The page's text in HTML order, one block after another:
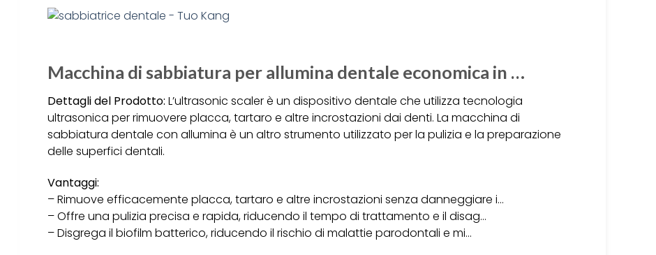
Macchina di sabbiatura per allumina dentale economica in …
Dettagli del Prodotto: L’ultrasonic scaler è un dispositivo dentale che utilizza tecnologia
ultrasonica per rimuovere placca, tartaro e altre incrostazioni dai denti. La macchina di
sabbiatura dentale con allumina è un altro strumento utilizzato per la pulizia e la preparazione
delle superfici dentali.
Vantaggi:
– Rimuove efficacemente placca, tartaro e altre incrostazioni senza danneggiare i…
– Offre una pulizia precisa e rapida, riducendo il tempo di trattamento e il disag…
– Disgrega il biofilm batterico, riducendo il rischio di malattie parodontali e mi…